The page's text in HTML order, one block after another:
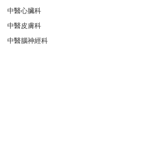
中醫心臟科
中醫皮膚科
中醫腦神經科